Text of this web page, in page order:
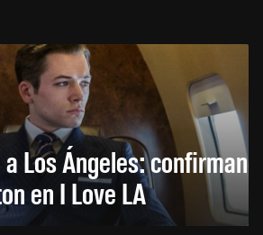
Los Ángeles: confirman
en I Love LA